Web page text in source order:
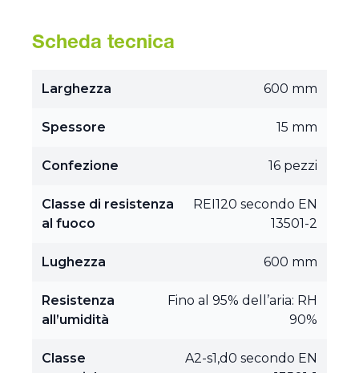
Scheda tecnica
Larghezza 600 mm
Spessore 15 mm
Confezione 16 pezzi
Classe di resistenza
al fuoco
REI120 secondo EN
13501-2
Lughezza 600 mm
Resistenza
all’umidità
Fino al 95% dell’aria: RH
90%
Classe
A2-s1,d0 secondo EN